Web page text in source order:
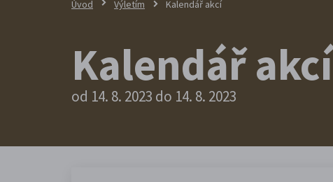
Úvod Výletím Kalendář akcí
Kalendář akcí
od 14. 8. 2023 do 14. 8. 2023